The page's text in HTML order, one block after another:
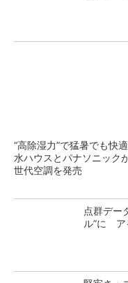
“高除湿力”で猛暑でも快
水ハウスとパナソニック
世代空調を発売
点群デー
ル”に ア